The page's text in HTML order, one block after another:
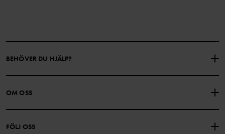
BEHÖVER DU HJÄLP?
KONTAKTA OSS
PRESENTKORTSALDO KÖPVILLKOR
INTEGRITETSPOLICY
OM OSS
FÖLJ OSS